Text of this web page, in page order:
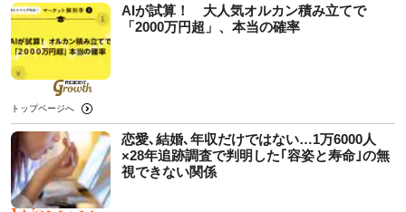
AIが試算！ 大人気オルカン積み立てで
「2000万円超」、本当の確率
トップページへ
恋愛､結婚､年収だけではない…1万6000人
×28年追跡調査で判明した｢容姿と寿命｣の無
視できない関係